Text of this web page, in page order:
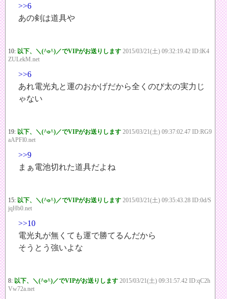
>>6
あの剣は道具や
10: 以下、＼(^o^)／でVIPがお送りします 2015/03/21(土) 09:32:19.42 ID:lK4
ZULekM.net
>>6
あれ電光丸と運のおかげだから全くのび太の実力じ
ゃない
19: 以下、＼(^o^)／でVIPがお送りします 2015/03/21(土) 09:37:02.47 ID:RG9
aAPFl0.net
>>9
まぁ電池切れた道具だよね
15: 以下、＼(^o^)／でVIPがお送りします 2015/03/21(土) 09:35:43.28 ID:0d/S
jqHb0.net
>>10
電光丸が無くても運で勝てるんだから
そうとう強いよな
8: 以下、＼(^o^)／でVIPがお送りします 2015/03/21(土) 09:31:57.42 ID:qC2h
Vw72a.net